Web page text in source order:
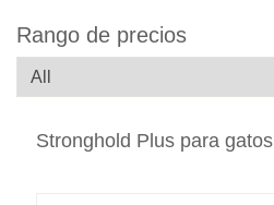
Rango de precios
Stronghold Plus para gatos